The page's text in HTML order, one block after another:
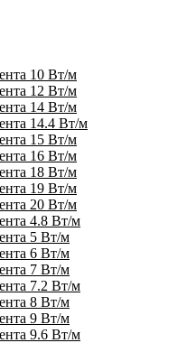
10 Вт/м
12 Вт/м
14 Вт/м
14.4 Вт/м
15 Вт/м
16 Вт/м
18 Вт/м
19 Вт/м
20 Вт/м
4.8 Вт/м
5 Вт/м
6 Вт/м
7 Вт/м
7.2 Вт/м
8 Вт/м
9 Вт/м
9.6 Вт/м